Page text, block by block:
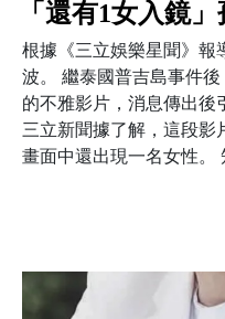
「還有1女入鏡
根據《三立娛樂星聞》報
波。 繼泰國普吉島事件
的不雅影片，消息傳出後
三立新聞據了解，這段影
畫面中還出現一名女性。